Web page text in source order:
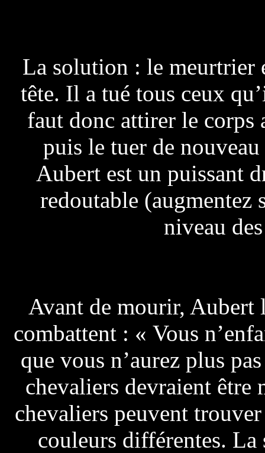
La solution : le meurtrier
tête. Il a tué tous ceux
faut donc attirer le corps
puis le tuer de
Aubert est un puissant
redoutable (augmentez
niveau
Avant de mourir, Aubert
combattent : « Vous
que vous n’aurez plus
chevaliers devraient être
chevaliers peuvent
couleurs différentes.